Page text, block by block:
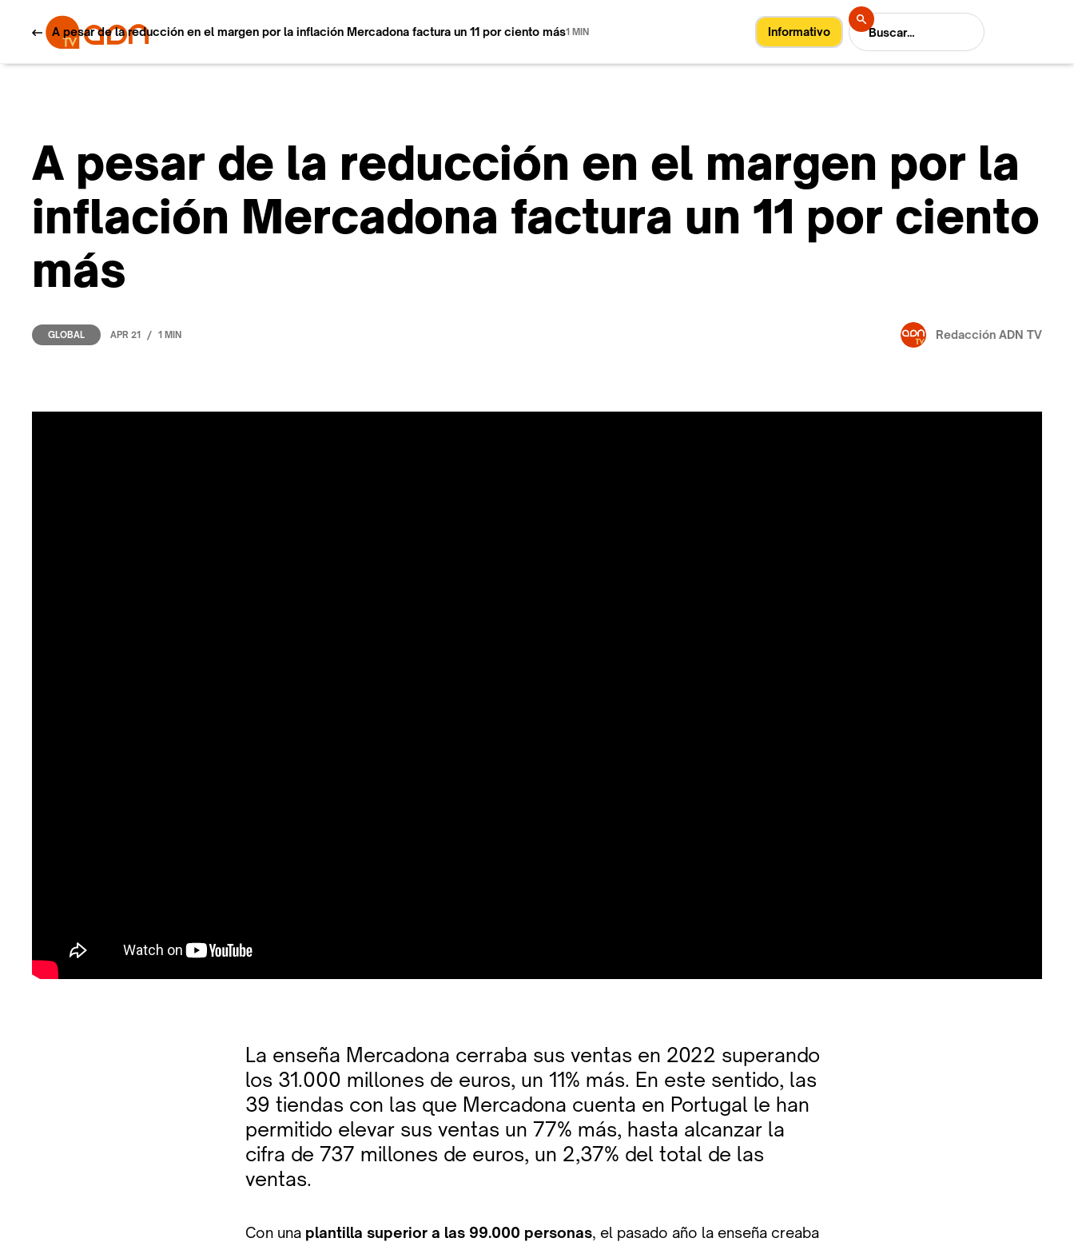
Informativo
A pesar de la reducción en el margen por la inflación Mercadona factura un 11 por ciento más1 MIN
A pesar de la reducción en el margen por la
inflación Mercadona factura un 11 por ciento
más
GLOBAL APR 21 / 1 MIN Redacción ADN TV
La enseña Mercadona cerraba sus ventas en 2022 superando
los 31.000 millones de euros, un 11% más. En este sentido, las
39 tiendas con las que Mercadona cuenta en Portugal le han
permitido elevar sus ventas un 77% más, hasta alcanzar la
cifra de 737 millones de euros, un 2,37% del total de las
ventas.
Con una plantilla superior a las 99.000 personas, el pasado año la enseña creaba